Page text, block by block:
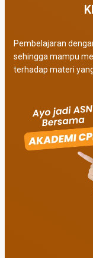
Pembelajaran
sehingga mampu
terhadap materi